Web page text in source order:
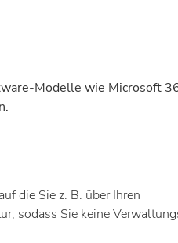
Modelle wie Microsoft
die Sie z. B. über Ihren
sodass Sie keine